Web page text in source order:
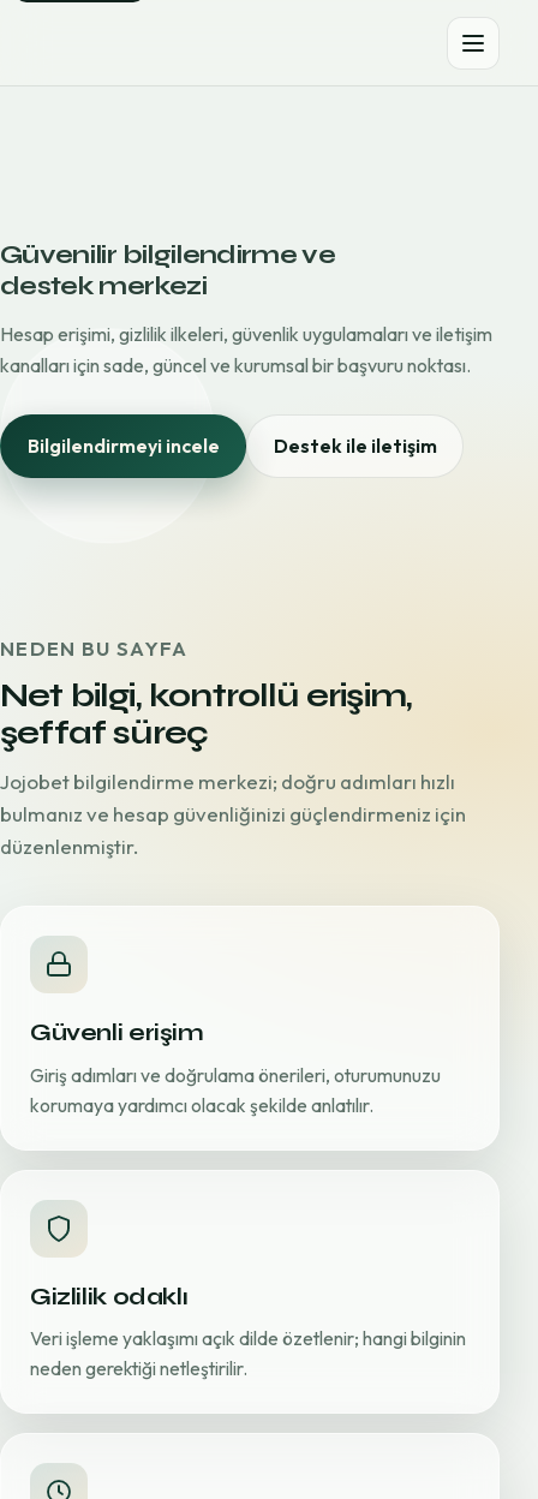
Güvenilir bilgilendirme ve
destek merkezi
Hesap erişimi, gizlilik ilkeleri, güvenlik uygulamaları ve iletişim
kanalları için sade, güncel ve kurumsal bir başvuru noktası.
Bilgilendirmeyi incele Destek ile iletişim
NEDEN BU SAYFA
Net bilgi, kontrollü erişim,
şeffaf süreç
Jojobet bilgilendirme merkezi; doğru adımları hızlı
bulmanız ve hesap güvenliğinizi güçlendirmeniz için
düzenlenmiştir.
Güvenli erişim
Giriş adımları ve doğrulama önerileri, oturumunuzu
korumaya yardımcı olacak şekilde anlatılır.
Gizlilik odaklı
Veri işleme yaklaşımı açık dilde özetlenir; hangi bilginin
neden gerektiği netleştirilir.